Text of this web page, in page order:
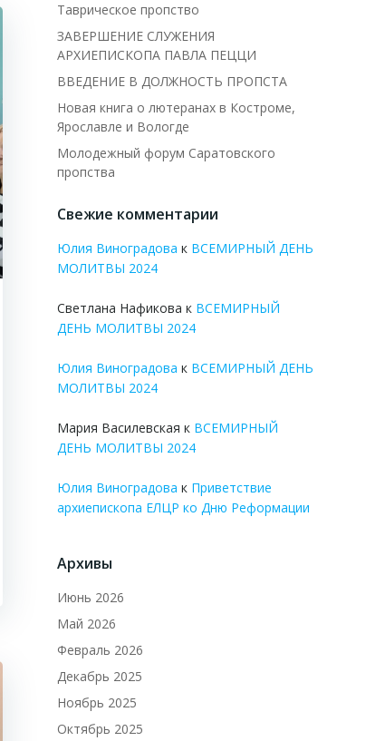
Таврическое пропство
ЗАВЕРШЕНИЕ СЛУЖЕНИЯ
АРХИЕПИСКОПА ПАВЛА ПЕЦЦИ
ВВЕДЕНИЕ В ДОЛЖНОСТЬ ПРОПСТА
Новая книга о лютеранах в Костроме,
Ярославле и Вологде
Молодежный форум Саратовского
пропства
Свежие комментарии
Юлия Виноградова к ВСЕМИРНЫЙ ДЕНЬ
МОЛИТВЫ 2024
Светлана Нафикова к ВСЕМИРНЫЙ
ДЕНЬ МОЛИТВЫ 2024
Юлия Виноградова к ВСЕМИРНЫЙ ДЕНЬ
МОЛИТВЫ 2024
Мария Василевская к ВСЕМИРНЫЙ
ДЕНЬ МОЛИТВЫ 2024
Юлия Виноградова к Приветствие
архиепископа ЕЛЦР ко Дню Реформации
Архивы
Июнь 2026
Май 2026
Февраль 2026
Декабрь 2025
Ноябрь 2025
Октябрь 2025